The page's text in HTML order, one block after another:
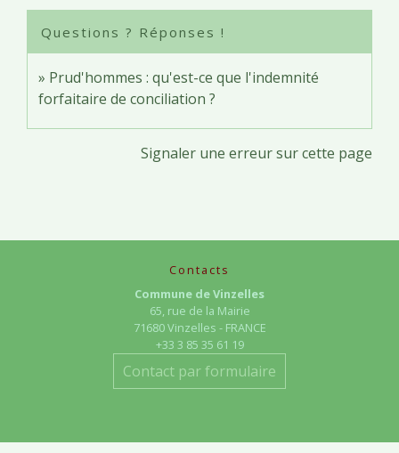
Questions ? Réponses !
Prud'hommes : qu'est-ce que l'indemnité
forfaitaire de conciliation ?
Signaler une erreur sur cette page
Contacts
Commune de Vinzelles
65, rue de la Mairie
71680 Vinzelles - FRANCE
+33 3 85 35 61 19
Contact par formulaire